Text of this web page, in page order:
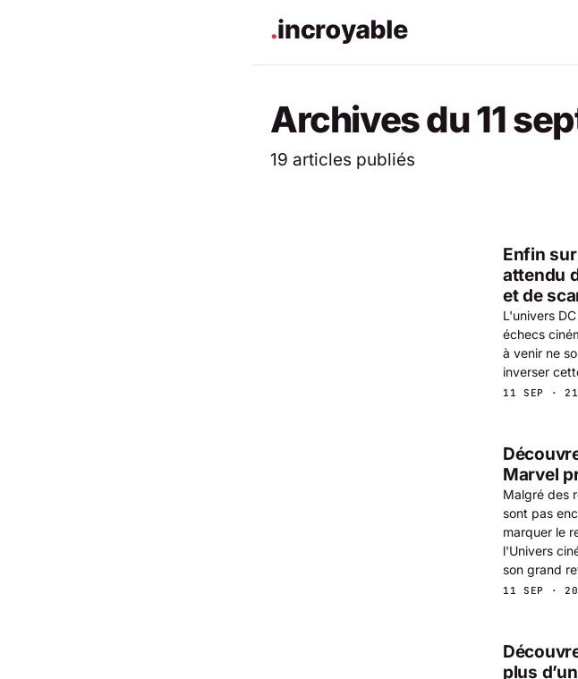
Archives du 11
19 articles publiés
Enfin
attendu
et de
L'univers
échecs
à venir ne
inverser
11 SEP ·
Marvel
Malgré des
sont pas
marquer le
l'Univers
son grand
11 SEP ·
plus